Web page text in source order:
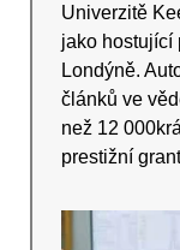
Univerzitě
jako hostující
Londýně.
článků ve
než 12
prestižní